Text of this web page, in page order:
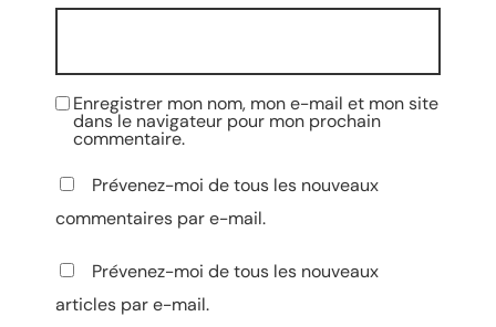
Enregistrer mon nom, mon e-mail et mon site
dans le navigateur pour mon prochain
commentaire.
Prévenez-moi de tous les nouveaux
commentaires par e-mail.
Prévenez-moi de tous les nouveaux
articles par e-mail.